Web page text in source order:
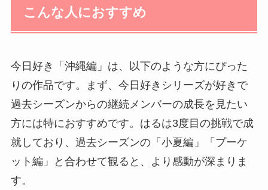
こんな人におすすめ
今日好き「沖縄編」は、以下のような方にぴった
りの作品です。まず、今日好きシリーズが好きで
過去シーズンからの継続メンバーの成長を見たい
方には特におすすめです。はるは3度目の挑戦で成
就しており、過去シーズンの「小夏編」「プーケ
ット編」と合わせて観ると、より感動が深まりま
す。